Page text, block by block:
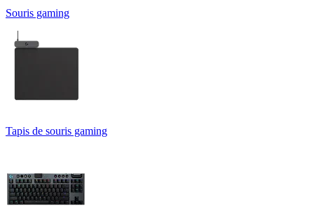
Souris gaming
Tapis de souris gaming